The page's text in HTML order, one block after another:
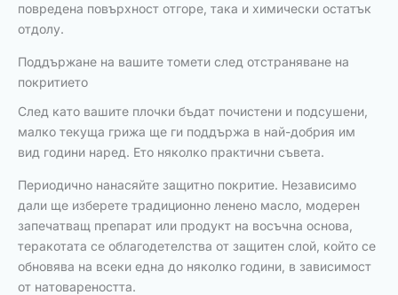
повредена повърхност отгоре, така и химически остатък
отдолу.
Поддържане на вашите томети след отстраняване на
покритието
След като вашите плочки бъдат почистени и подсушени,
малко текуща грижа ще ги поддържа в най-добрия им
вид години наред. Ето няколко практични съвета.
Периодично нанасяйте защитно покритие. Независимо
дали ще изберете традиционно ленено масло, модерен
запечатващ препарат или продукт на восъчна основа,
теракотата се облагодетелства от защитен слой, който се
обновява на всеки една до няколко години, в зависимост
от натовареността.